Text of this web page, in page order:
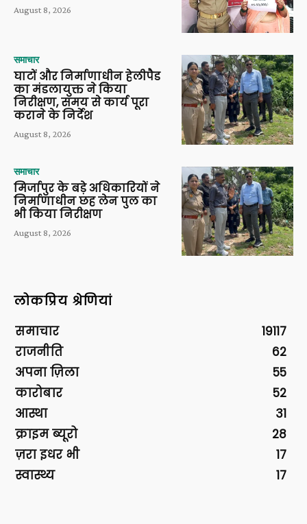
August 8, 2026
समाचार
घाटों और निर्माणाधीन हेलीपैड
का मंडलायुक्त ने किया
निरीक्षण, समय से कार्य पूरा
कराने के निर्देश
August 8, 2026
समाचार
मिर्जापुर के बड़े अधिकारियों ने
निर्माणाधीन छह लेन पुल का
भी किया निरीक्षण
August 8, 2026
लोकप्रिय श्रेणियां
समाचार
19117
राजनीति
62
अपना ज़िला
55
कारोबार
52
आस्था
31
क्राइम ब्यूरो
28
ज़रा इधर भी
17
स्वास्थ्य
17